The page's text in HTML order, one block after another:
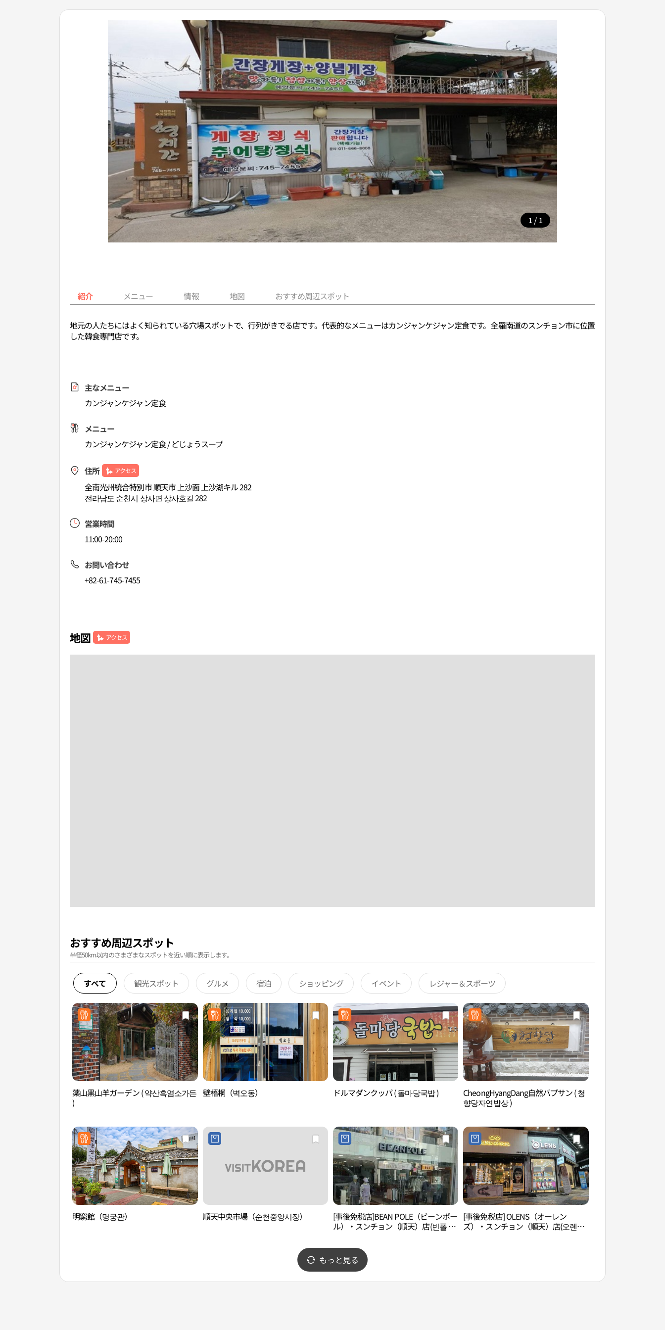
1 / 1
紹介 メニュー 情報 地図 おすすめ周辺スポット
地元の人たちにはよく知られている穴場スポットで、行列がきでる店です。代表的なメニューはカンジャンケジャン定食です。全羅南道のスンチョン市に位置
した韓食専門店です。
主なメニュー
カンジャンケジャン定食
メニュー
カンジャンケジャン定食 / どじょうスープ
住所 アクセス
全南光州統合特別市 順天市 上沙面 上沙湖キル 282
전라남도 순천시 상사면 상사호길 282
営業時間
11:00-20:00
お問い合わせ
+82-61-745-7455
地図 アクセス
おすすめ周辺スポット
半径50km以内のさまざまなスポットを近い順に表示します。
すべて 観光スポット グルメ 宿泊 ショッピング イベント レジャー＆スポーツ
薬山黒山羊ガーデン ( 약산흑염소가든
)
壁梧桐（벽오동） ドルマダンクッパ ( 돌마당국밥 )
CheongHyangDang自然バプサン ( 청
향당자연밥상 )
明窮館（명궁관） 順天中央市場（순천중앙시장）
[事後免税店]BEAN POLE（ビーンポー
ル）・スンチョン（順天）店(빈폴 순
[事後免税店] OLENS（オーレン
ズ）・スンチョン（順天）店(오렌즈
もっと見る